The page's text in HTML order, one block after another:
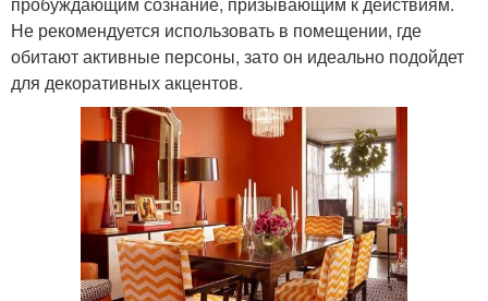
Не рекомендуется использовать в помещении, где
обитают активные персоны, зато он идеально подойдет
для декоративных акцентов.